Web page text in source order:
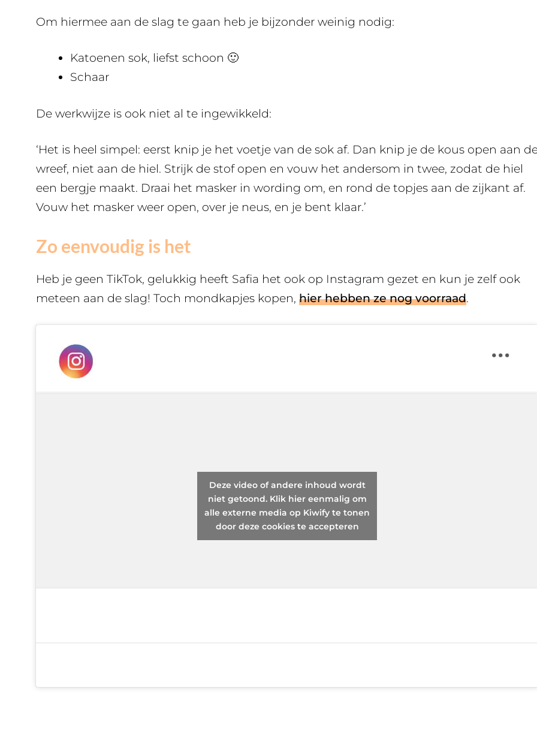
Om hiermee aan de slag te gaan heb je bijzonder weinig nodig:
Katoenen sok, liefst schoon 🙂
Schaar
De werkwijze is ook niet al te ingewikkeld:
‘Het is heel simpel: eerst knip je het voetje van de sok af. Dan knip je de kous open aan
wreef, niet aan de hiel. Strijk de stof open en vouw het andersom in twee, zodat de hiel
een bergje maakt. Draai het masker in wording om, en rond de topjes aan de zijkant af.
Vouw het masker weer open, over je neus, en je bent klaar.’
Zo eenvoudig is het
Heb je geen TikTok, gelukkig heeft Safia het ook op Instagram gezet en kun je zelf ook
meteen aan de slag! Toch mondkapjes kopen, hier hebben ze nog voorraad.
Deze video of andere inhoud wordt
niet getoond. Klik hier eenmalig om
alle externe media op Kiwify te tonen
door deze cookies te accepteren